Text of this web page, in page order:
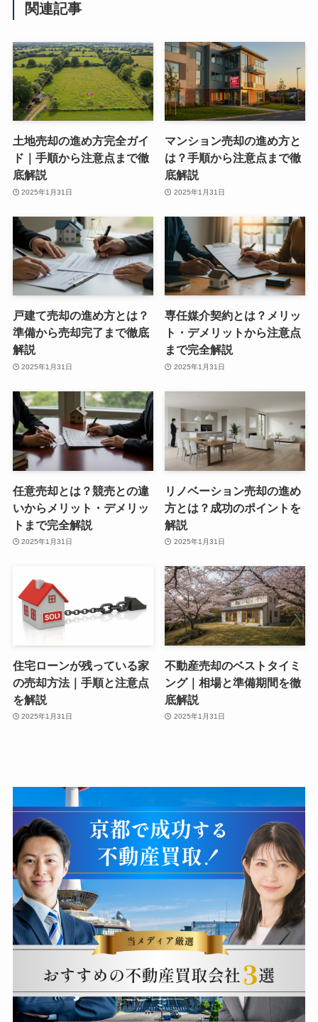
関連記事
土地売却の進め方完全ガイ
ド｜手順から注意点まで徹
底解説
2025年1月31日
マンション売却の進め方と
は？手順から注意点まで徹
底解説
2025年1月31日
戸建て売却の進め方とは？
準備から売却完了まで徹底
解説
2025年1月31日
専任媒介契約とは？メリッ
ト・デメリットから注意点
まで完全解説
2025年1月31日
任意売却とは？競売との違
いからメリット・デメリッ
トまで完全解説
2025年1月31日
リノベーション売却の進め
方とは？成功のポイントを
解説
2025年1月31日
住宅ローンが残っている家
の売却方法｜手順と注意点
を解説
2025年1月31日
不動産売却のベストタイミ
ング｜相場と準備期間を徹
底解説
2025年1月31日